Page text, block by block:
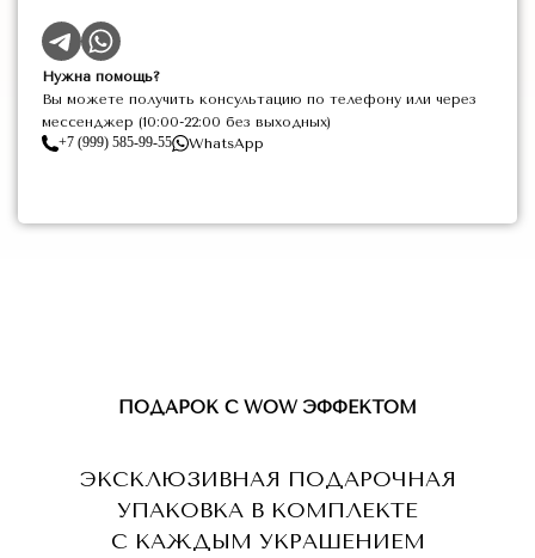
Нужна помощь?
Вы можете получить консультацию по телефону или через
мессенджер (10:00-22:00 без выходных)
+7 (999) 585-99-55
WhatsApp
ЭКСКЛЮЗИВНАЯ ПОДАРОЧНАЯ
УПАКОВКА В КОМПЛЕКТЕ
С КАЖДЫМ УКРАШЕНИЕМ
ПОДАРОК С WOW ЭФФЕКТОМ